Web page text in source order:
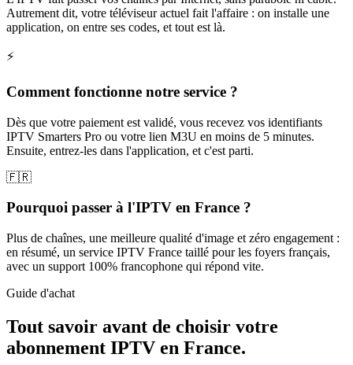
Autrement dit, votre téléviseur actuel fait l'affaire : on installe une
application, on entre ses codes, et tout est là.
⚡
Comment fonctionne notre service ?
Dès que votre paiement est validé, vous recevez vos identifiants
IPTV Smarters Pro ou votre lien M3U en moins de 5 minutes.
Ensuite, entrez-les dans l'application, et c'est parti.
🇫🇷
Pourquoi passer à l'IPTV en France ?
Plus de chaînes, une meilleure qualité d'image et zéro engagement :
en résumé, un service IPTV France taillé pour les foyers français,
avec un support 100% francophone qui répond vite.
Guide d'achat
Tout savoir avant de choisir votre
abonnement IPTV en France.